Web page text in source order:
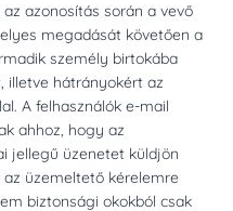
azonosítás során a vevő
megadását követően a
személy birtokába
illetve hátrányokért az
A felhasználók e-mail
ahhoz, hogy az
jellegű üzenetet küldjön
üzemeltető kérelemre
biztonsági okokból csak